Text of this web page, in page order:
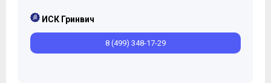
ИСК Гринвич
8 (499) 348-17-29